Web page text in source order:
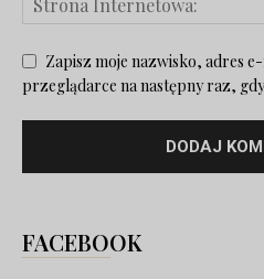
Zapisz moje nazwisko, adres
przeglądarce na następny raz,
FACEBOOK